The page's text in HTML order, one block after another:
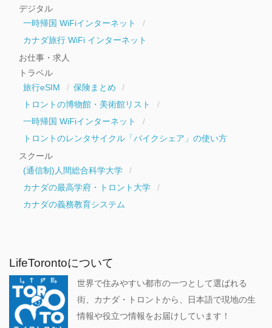
デジタル
一時帰国 WiFiインターネット
カナダ旅行 WiFi インターネット
お仕事・求人
トラベル
旅行eSIM
保険まとめ
トロントの博物館・美術館リスト
一時帰国 WiFiインターネット
トロントのレンタサイクル「バイクシェア」の使い方
スクール
(通信制)人間総合科学大学
カナダの最高学府・トロント大学
カナダの義務教育システム
LifeTorontoについて
世界で住みやすい都市の一つとして選ばれる
街、カナダ・トロントから、日本語で現地の生
情報や役立つ情報をお届けしています！